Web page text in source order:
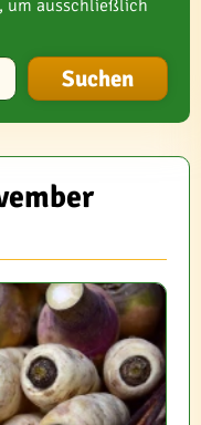
um ausschließlich